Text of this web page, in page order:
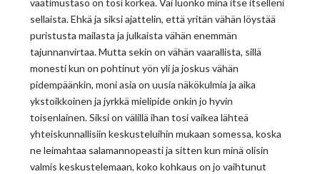
vaatimustaso on tosi korkea. Vai luonko minä itse itselleni
sellaista. Ehkä ja siksi ajattelin, että yritän vähän löystää
puristusta mailasta ja julkaista vähän enemmän
tajunnanvirtaa. Mutta sekin on vähän vaarallista, sillä
monesti kun on pohtinut yön yli ja joskus vähän
pidempäänkin, moni asia on uusia näkökulmia ja aika
ykstoikkoinen ja jyrkkä mielipide onkin jo hyvin
toisenlainen. Siksi on välillä ihan tosi vaikea lähteä
yhteiskunnallisiin keskusteluihin mukaan somessa, koska
ne leimahtaa salamannopeasti ja sitten kun minä olisin
valmis keskustelemaan, koko kohkaus on jo vaihtunut